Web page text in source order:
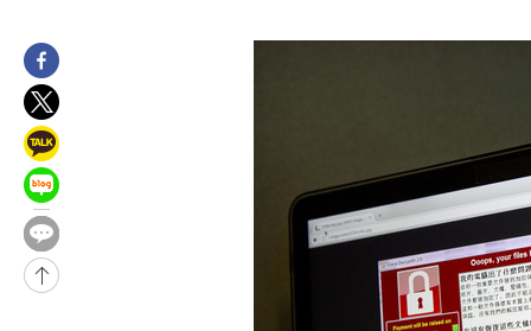
-24341초 전 >
-22908초 전 >
-22891초 전 >
-19338초 전 >
-19289초 전 >
서울 낮 39도 '폭염중대경보'…40도 관측 가능성도
-16651초 전 >
미 워싱턴주 스포캔 시의 통제불능 3개 산불, 방화선 일부 구축
-8824초 전 >
[속보] 호르무즈 해협 이란-오만 협상 기대속 뉴욕증시 혼조 마
우 0.49%↑
-7179초 전 >
[속보] 이란 대통령 "지금 최고지도자와 소통하기가 매우 어려
[속보] "이란-오만, 호르무즈 해협 통행 항로 합의" 이란 외무부 대